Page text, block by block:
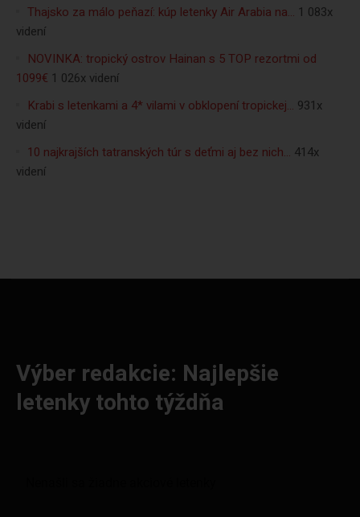
Thajsko za málo peňazí: kúp letenky Air Arabia na… 1 083x
videní
NOVINKA: tropický ostrov Hainan s 5 TOP rezortmi od
1099€ 1 026x videní
Krabi s letenkami a 4* vilami v obklopení tropickej… 931x
videní
10 najkrajších tatranských túr s deťmi aj bez nich… 414x
videní
Výber redakcie: Najlepšie
letenky tohto týždňa